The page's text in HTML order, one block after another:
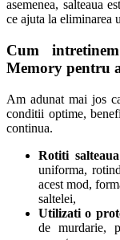
asemenea, salteaua
ce ajuta la eliminarea
Cum
Memory pentru
Am adunat mai jos
conditii optime,
continua.
Rotiti
uniforma,
acest mod,
saltelei,
Utilizati o
de murdarie,